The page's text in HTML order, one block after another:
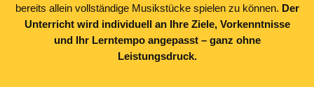
bereits allein vollständige Musikstücke spielen zu können. Der
Unterricht wird individuell an Ihre Ziele, Vorkenntnisse
und Ihr Lerntempo angepasst – ganz ohne
Leistungsdruck.